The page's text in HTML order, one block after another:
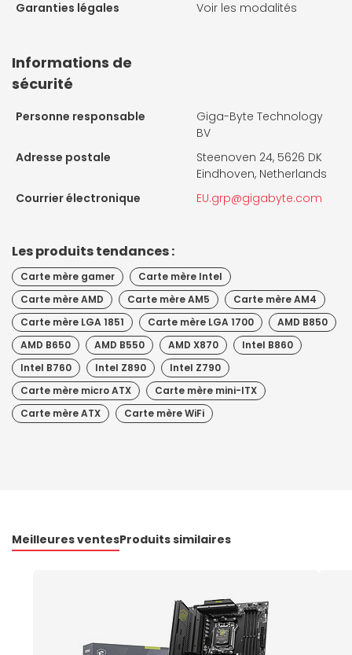
Garanties légales Voir les modalités
Informations de
sécurité
Personne responsable
Giga-Byte Technology
BV
Adresse postale
Steenoven 24, 5626 DK
Eindhoven, Netherlands
Courrier électronique
EU.grp@gigabyte.com
Les produits tendances :
Carte mère gamer
Carte mère Intel
Carte mère AMD
Carte mère AM5
Carte mère AM4
Carte mère LGA 1851
Carte mère LGA 1700
AMD B850
AMD B650
AMD B550 AMD X870
Intel B860
Intel B760
Intel Z890
Intel Z790
Carte mère micro ATX
Carte mère mini-ITX
Carte mère ATX
Carte mère WiFi
Meilleures ventesProduits similaires